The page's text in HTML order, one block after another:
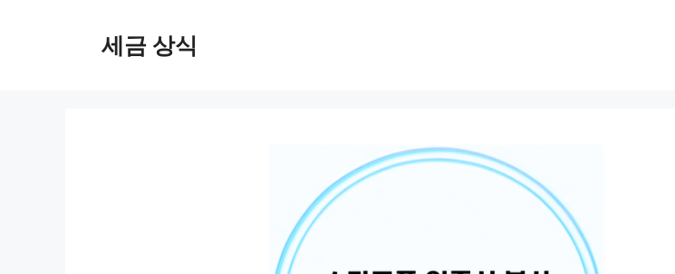
세금 상식